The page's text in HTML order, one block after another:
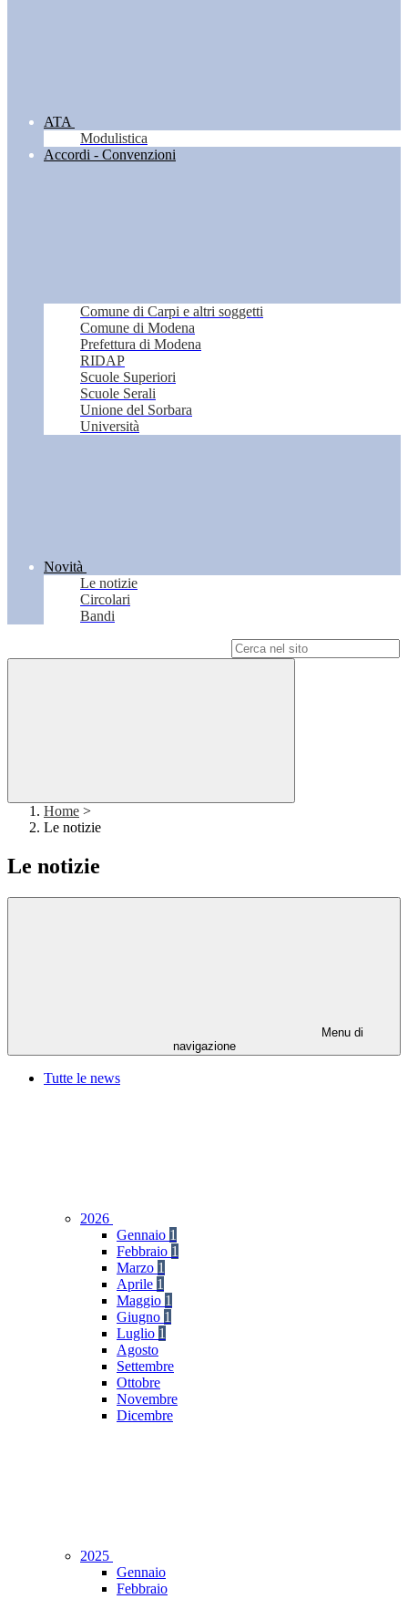
ATA
Modulistica
Accordi - Convenzioni
Comune di Carpi e altri soggetti
Comune di Modena
Prefettura di Modena
RIDAP
Scuole Superiori
Scuole Serali
Unione del Sorbara
Università
Novità
Le notizie
Circolari
Bandi
Home >
Le notizie
Le notizie
Menu di
navigazione
Tutte le news
2026
Gennaio 1
Febbraio 1
Marzo 1
Aprile 1
Maggio 1
Giugno 1
Luglio 1
Agosto
Settembre
Ottobre
Novembre
Dicembre
2025
Gennaio
Febbraio